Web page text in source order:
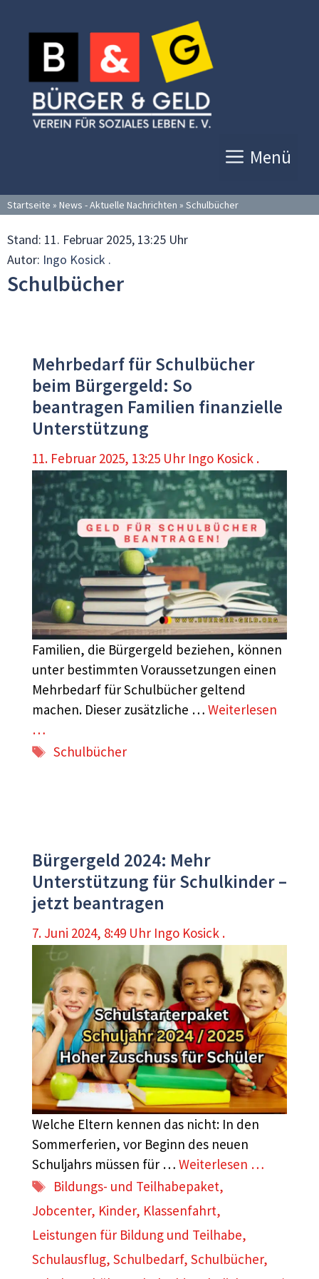
Inhalt
springen
Menü
Startseite » News - Aktuelle Nachrichten » Schulbücher
Stand: 11. Februar 2025, 13:25 Uhr
Autor: Ingo Kosick .
Schulbücher
Mehrbedarf für Schulbücher
beim Bürgergeld: So
beantragen Familien finanzielle
Unterstützung
11. Februar 2025, 13:25 Uhr Ingo Kosick .
Familien, die Bürgergeld beziehen, können
unter bestimmten Voraussetzungen einen
Mehrbedarf für Schulbücher geltend
machen. Dieser zusätzliche … Weiterlesen
…
Schlagwörter
Schulbücher
Bürgergeld 2024: Mehr
Unterstützung für Schulkinder –
jetzt beantragen
7. Juni 2024, 8:49 Uhr Ingo Kosick .
Welche Eltern kennen das nicht: In den
Sommerferien, vor Beginn des neuen
Schuljahrs müssen für … Weiterlesen …
Schlagwörter
Bildungs- und Teilhabepaket,
Jobcenter, Kinder, Klassenfahrt,
Leistungen für Bildung und Teilhabe,
Schulausflug, Schulbedarf, Schulbücher,